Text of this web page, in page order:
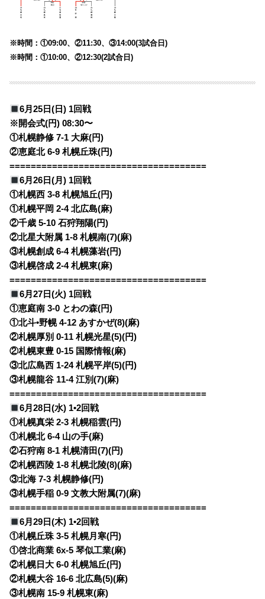
※時間：①09:00、②11:30、③14:00(3試合日)
※時間：①10:00、②12:30(2試合日)
6月25日(日) 1回戦
※開会式(円) 08:30〜
①札幌静修 7-1 大麻(円)
②恵庭北 6-9 札幌丘珠(円)
=====================================
6月26日(月) 1回戦
①札幌西 3-8 札幌旭丘(円)
①札幌平岡 2-4 北広島(麻)
②千歳 5-10 石狩翔陽(円)
②北星大附属 1-8 札幌南(7)(麻)
③札幌創成 6-4 札幌藻岩(円)
③札幌啓成 2-4 札幌東(麻)
=====================================
6月27日(火) 1回戦
①恵庭南 3-0 とわの森(円)
①北斗•野幌 4-12 あすかぜ(8)(麻)
②札幌厚別 0-11 札幌光星(5)(円)
②札幌東豊 0-15 国際情報(麻)
③北広島西 1-24 札幌平岸(5)(円)
③札幌龍谷 11-4 江別(7)(麻)
=====================================
6月28日(水) 1•2回戦
①札幌真栄 2-3 札幌稲雲(円)
①札幌北 6-4 山の手(麻)
②石狩南 8-1 札幌清田(7)(円)
②札幌西陵 1-8 札幌北陵(8)(麻)
③北海 7-3 札幌静修(円)
③札幌手稲 0-9 文教大附属(7)(麻)
=====================================
6月29日(木) 1•2回戦
①札幌丘珠 3-5 札幌月寒(円)
①啓北商業 6x-5 琴似工業(麻)
②札幌日大 6-0 札幌旭丘(円)
②札幌大谷 16-6 北広島(5)(麻)
③札幌南 15-9 札幌東(麻)